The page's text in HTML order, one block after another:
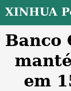
XINHUA
Banco
em